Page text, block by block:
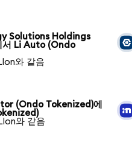
Solutions Holdings
서 Li Auto (Ondo
와 같음
(Ondo Tokenized)에
와 같음